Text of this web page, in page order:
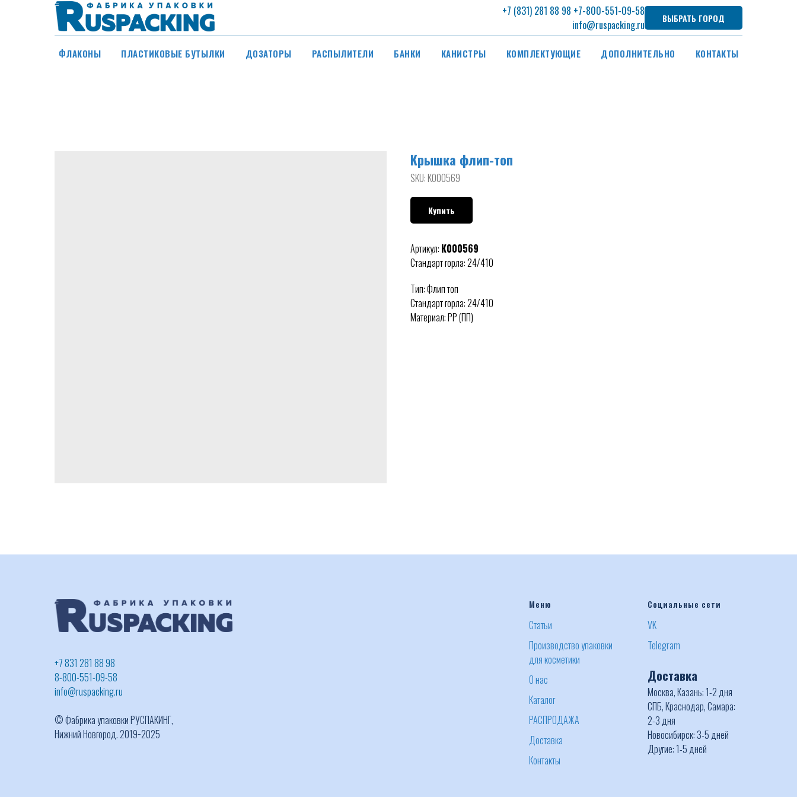
+7 (831) 281 88 98 +7-800-551-09-58
info@ruspacking.ru
ВЫБРАТЬ ГОРОД
ФЛАКОНЫ ПЛАСТИКОВЫЕ БУТЫЛКИ ДОЗАТОРЫ РАСПЫЛИТЕЛИ БАНКИ КАНИСТРЫ КОМПЛЕКТУЮЩИЕ ДОПОЛНИТЕЛЬНО КОНТАКТЫ
Крышка флип-топ
SKU:K000569
Купить
Артикул: К000569
Стандарт горла: 24/410
Тип: Флип топ
Стандарт горла: 24/410
Материал: PP (ПП)
+7 831 281 88 98
8-800-551-09-58
info@ruspacking.ru
© Фабрика упаковки РУСПАКИНГ,
Нижний Новгород. 2019−2025
Меню
Статьи
Производство упаковки
для косметики
О нас
Каталог
РАСПРОДАЖА
Доставка
Контакты
Социальные сети
VK
Telegram
Доставка
Москва, Казань: 1-2 дня
СПБ, Краснодар, Самара:
2-3 дня
Новосибирск: 3-5 дней
Другие: 1-5 дней